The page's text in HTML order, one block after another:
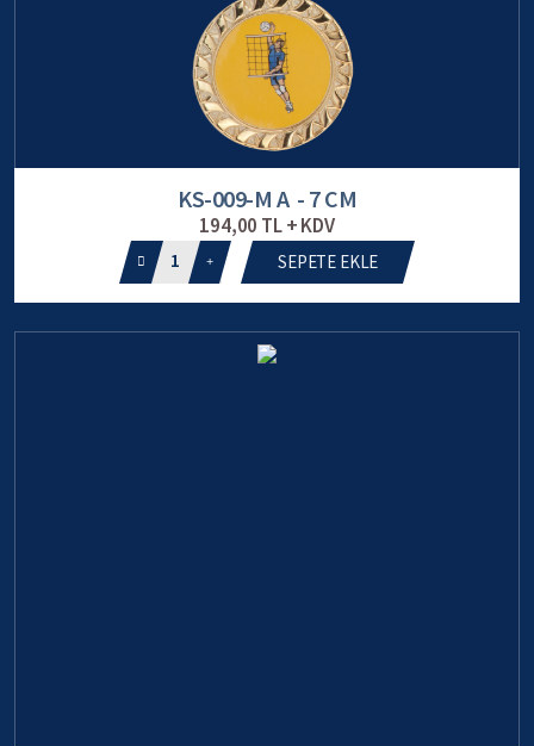
KS-009-M A - 7 CM
194,00 TL + KDV
1 SEPETE EKLE